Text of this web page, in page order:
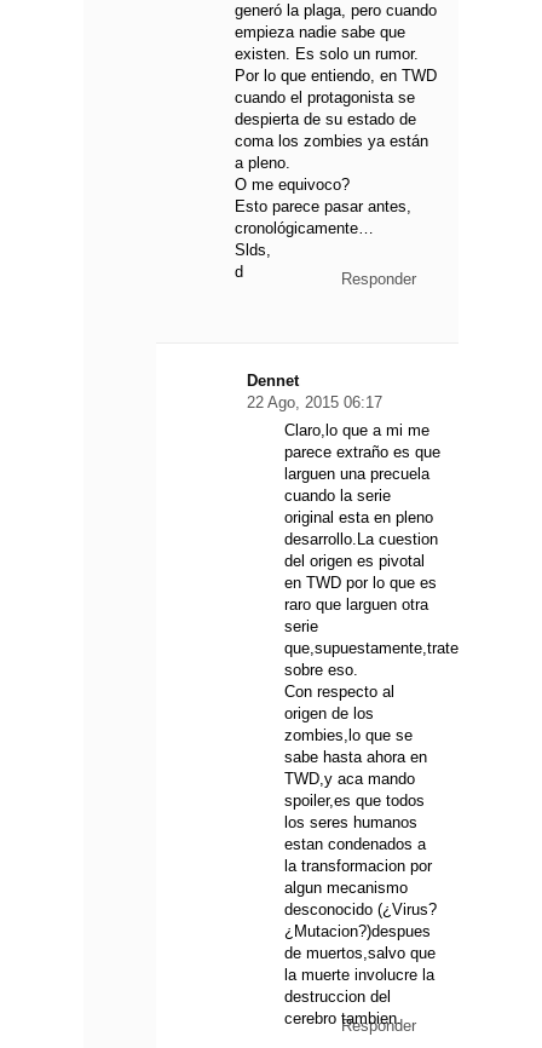
generó la plaga, pero cuando
empieza nadie sabe que
existen. Es solo un rumor.
Por lo que entiendo, en TWD
cuando el protagonista se
despierta de su estado de
coma los zombies ya están
a pleno.
O me equivoco?
Esto parece pasar antes,
cronológicamente…
Slds,
d
Responder
Dennet
22 Ago, 2015 06:17
Claro,lo que a mi me
parece extraño es que
larguen una precuela
cuando la serie
original esta en pleno
desarrollo.La cuestion
del origen es pivotal
en TWD por lo que es
raro que larguen otra
serie
que,supuestamente,trate
sobre eso.
Con respecto al
origen de los
zombies,lo que se
sabe hasta ahora en
TWD,y aca mando
spoiler,es que todos
los seres humanos
estan condenados a
la transformacion por
algun mecanismo
desconocido (¿Virus?
¿Mutacion?)despues
de muertos,salvo que
la muerte involucre la
destruccion del
cerebro tambien.
Responder